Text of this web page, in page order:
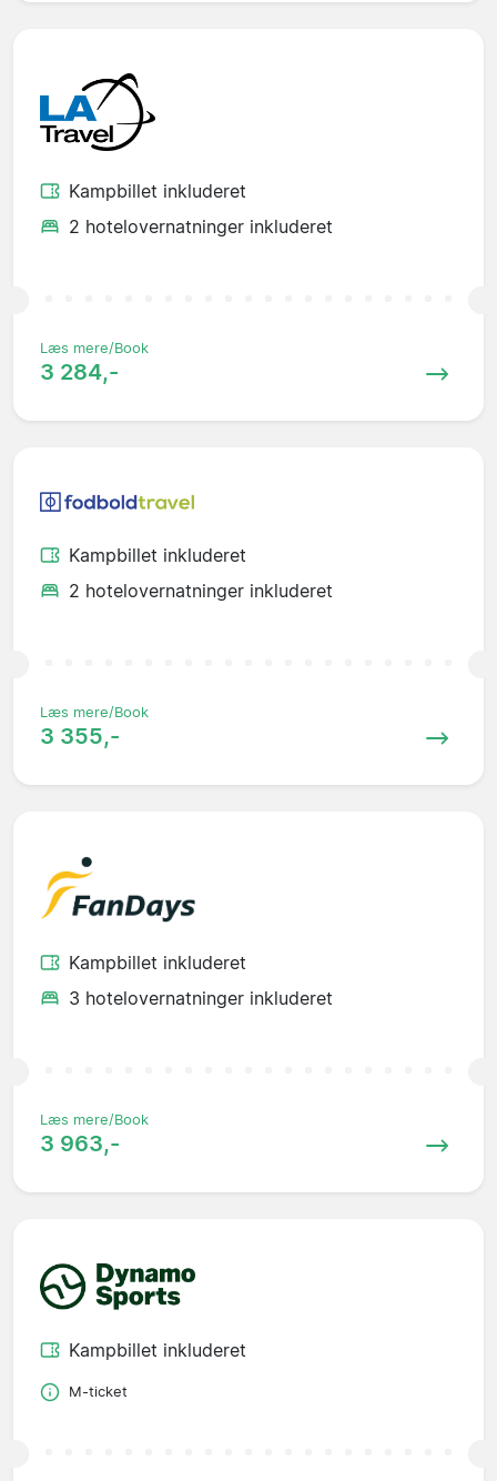
Kampbillet inkluderet
2 hotelovernatninger inkluderet
Læs mere/Book
3 284,-
Kampbillet inkluderet
2 hotelovernatninger inkluderet
Læs mere/Book
3 355,-
Kampbillet inkluderet
3 hotelovernatninger inkluderet
Læs mere/Book
3 963,-
Kampbillet inkluderet
M-ticket